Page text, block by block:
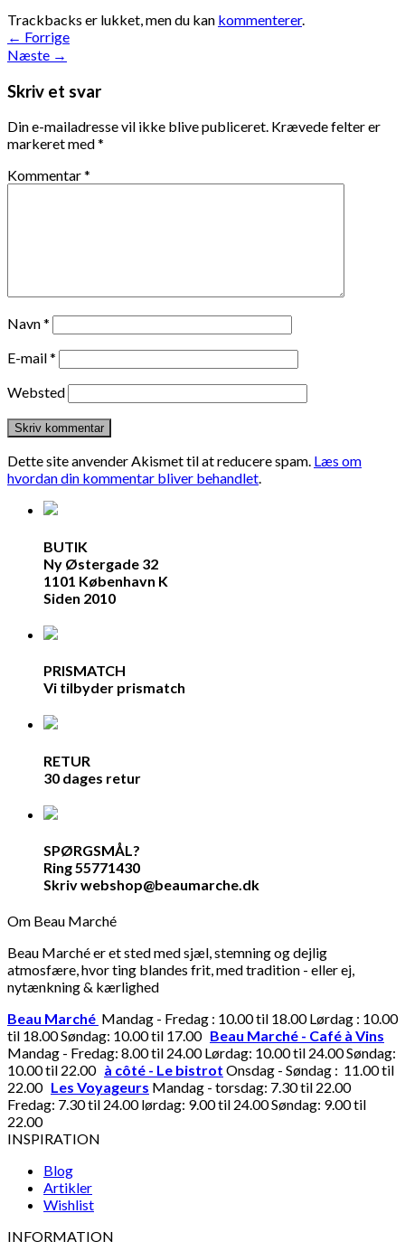
Trackbacks er lukket, men du kan kommenterer.
← Forrige
Næste →
Skriv et svar
Din e-mailadresse vil ikke blive publiceret. Krævede felter er
markeret med*
Kommentar*
Navn*
E-mail*
Websted
Dette site anvender Akismet til at reducere spam. Læs om
hvordan din kommentar bliver behandlet.
BUTIK
Ny Østergade 32
1101 København K
Siden 2010
PRISMATCH
Vi tilbyder prismatch
RETUR
30 dages retur
SPØRGSMÅL?
Ring 55771430
Skriv webshop@beaumarche.dk
Om Beau Marché
Beau Marché er et sted med sjæl, stemning og dejlig
atmosfære, hvor ting blandes frit, med tradition - eller ej,
nytænkning & kærlighed
Beau Marché Mandag - Fredag : 10.00 til 18.00 Lørdag : 10.00
til 18.00 Søndag: 10.00 til 17.00 Beau Marché - Café à Vins
Mandag - Fredag: 8.00 til 24.00 Lørdag: 10.00 til 24.00 Søndag:
10.00 til 22.00 à côté - Le bistrot Onsdag - Søndag : 11.00 til
22.00 Les Voyageurs Mandag - torsdag: 7.30 til 22.00
Fredag: 7.30 til 24.00 lørdag: 9.00 til 24.00 Søndag: 9.00 til
22.00
INSPIRATION
Blog
Artikler
Wishlist
INFORMATION